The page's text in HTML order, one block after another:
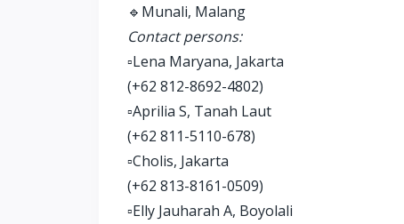
🔹Munali, Malang
Contact persons:
▫️Lena Maryana, Jakarta
(+62 812-8692-4802)
▫️Aprilia S, Tanah Laut
(+62 811-5110-678)
▫️Cholis, Jakarta
(+62 813-8161-0509)
▫️Elly Jauharah A, Boyolali